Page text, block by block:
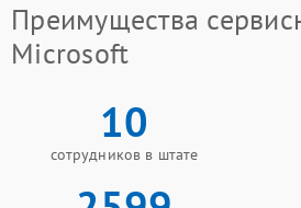
Преимущества
Microsoft
10
сотрудников в штате